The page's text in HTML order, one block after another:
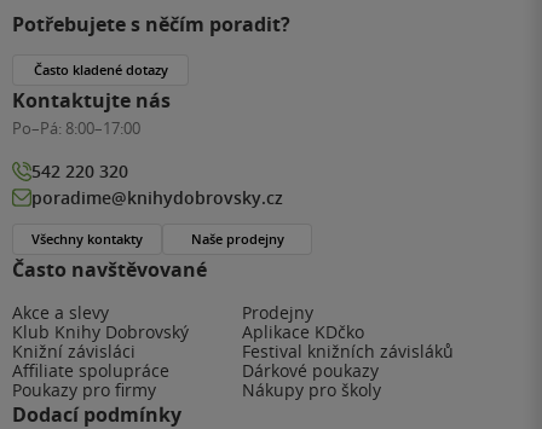
Často navštěvované
Akce a slevy
Prodejny
Klub Knihy Dobrovský
Aplikace KDčko
Knižní závisláci
Festival knižních závisláků
Affiliate spolupráce
Dárkové poukazy
Poukazy pro firmy
Nákupy pro školy
Dodací podmínky
Potřebujete s něčím poradit?
Často kladené dotazy
Kontaktujte nás
Po–Pá: 8:00–17:00
542 220 320
poradime@knihydobrovsky.cz
Všechny kontakty Naše prodejny